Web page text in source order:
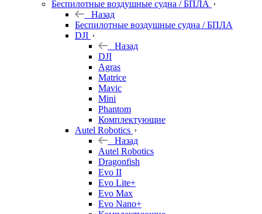
Беспилотные воздушные судна / БПЛА
Назад
Беспилотные воздушные судна / БПЛА
DJI
Назад
DJI
Agras
Matrice
Mavic
Mini
Phantom
Комплектующие
Autel Robotics
Назад
Autel Robotics
Dragonfish
Evo II
Evo Lite+
Evo Max
Evo Nano+